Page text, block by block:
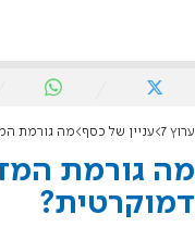
ערוץ 7 עניין של כסף מה גורמת
מה גורמת
דמוקרטית?